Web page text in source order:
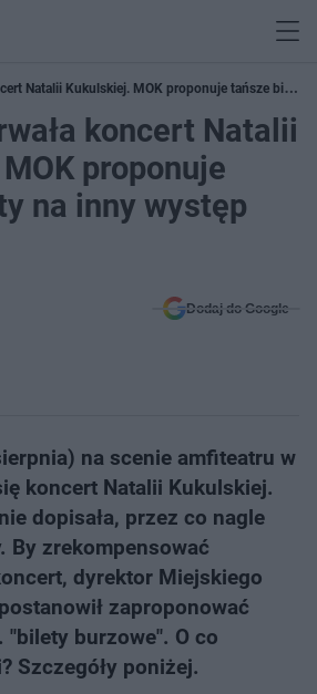
Natalii Kukulskiej. MOK proponuje tańsze bilety
koncert Natalii
proponuje
na inny występ
Dodaj do Google
na scenie amfiteatru w
koncert Natalii Kukulskiej.
dopisała, przez co nagle
By zrekompensować
dyrektor Miejskiego
zaproponować
burzowe". O co
Szczegóły poniżej.